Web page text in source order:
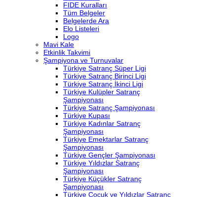
FIDE Kuralları
Tüm Belgeler
Belgelerde Ara
Elo Listeleri
Logo
Mavi Kale
Etkinlik Takvimi
Şampiyona ve Turnuvalar
Türkiye Satranç Süper Ligi
Türkiye Satranç Birinci Ligi
Türkiye Satranç İkinci Ligi
Türkiye Kulüpler Satranç
Şampiyonası
Türkiye Satranç Şampiyonası
Türkiye Kupası
Türkiye Kadınlar Satranç
Şampiyonası
Türkiye Emektarlar Satranç
Şampiyonası
Türkiye Gençler Şampiyonası
Türkiye Yıldızlar Satranç
Şampiyonası
Türkiye Küçükler Satranç
Şampiyonası
Türkiye Çocuk ve Yıldızlar Satranç